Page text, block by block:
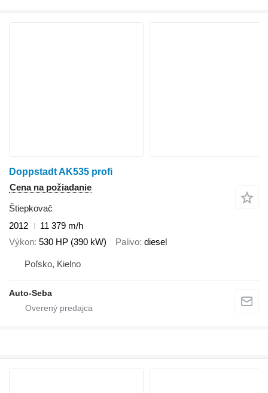
Doppstadt AK535 profi
Cena na požiadanie
Štiepkovač
2012
11 379 m/h
Výkon 530 HP (390 kW) Palivo diesel
Poľsko, Kielno
Auto-Seba